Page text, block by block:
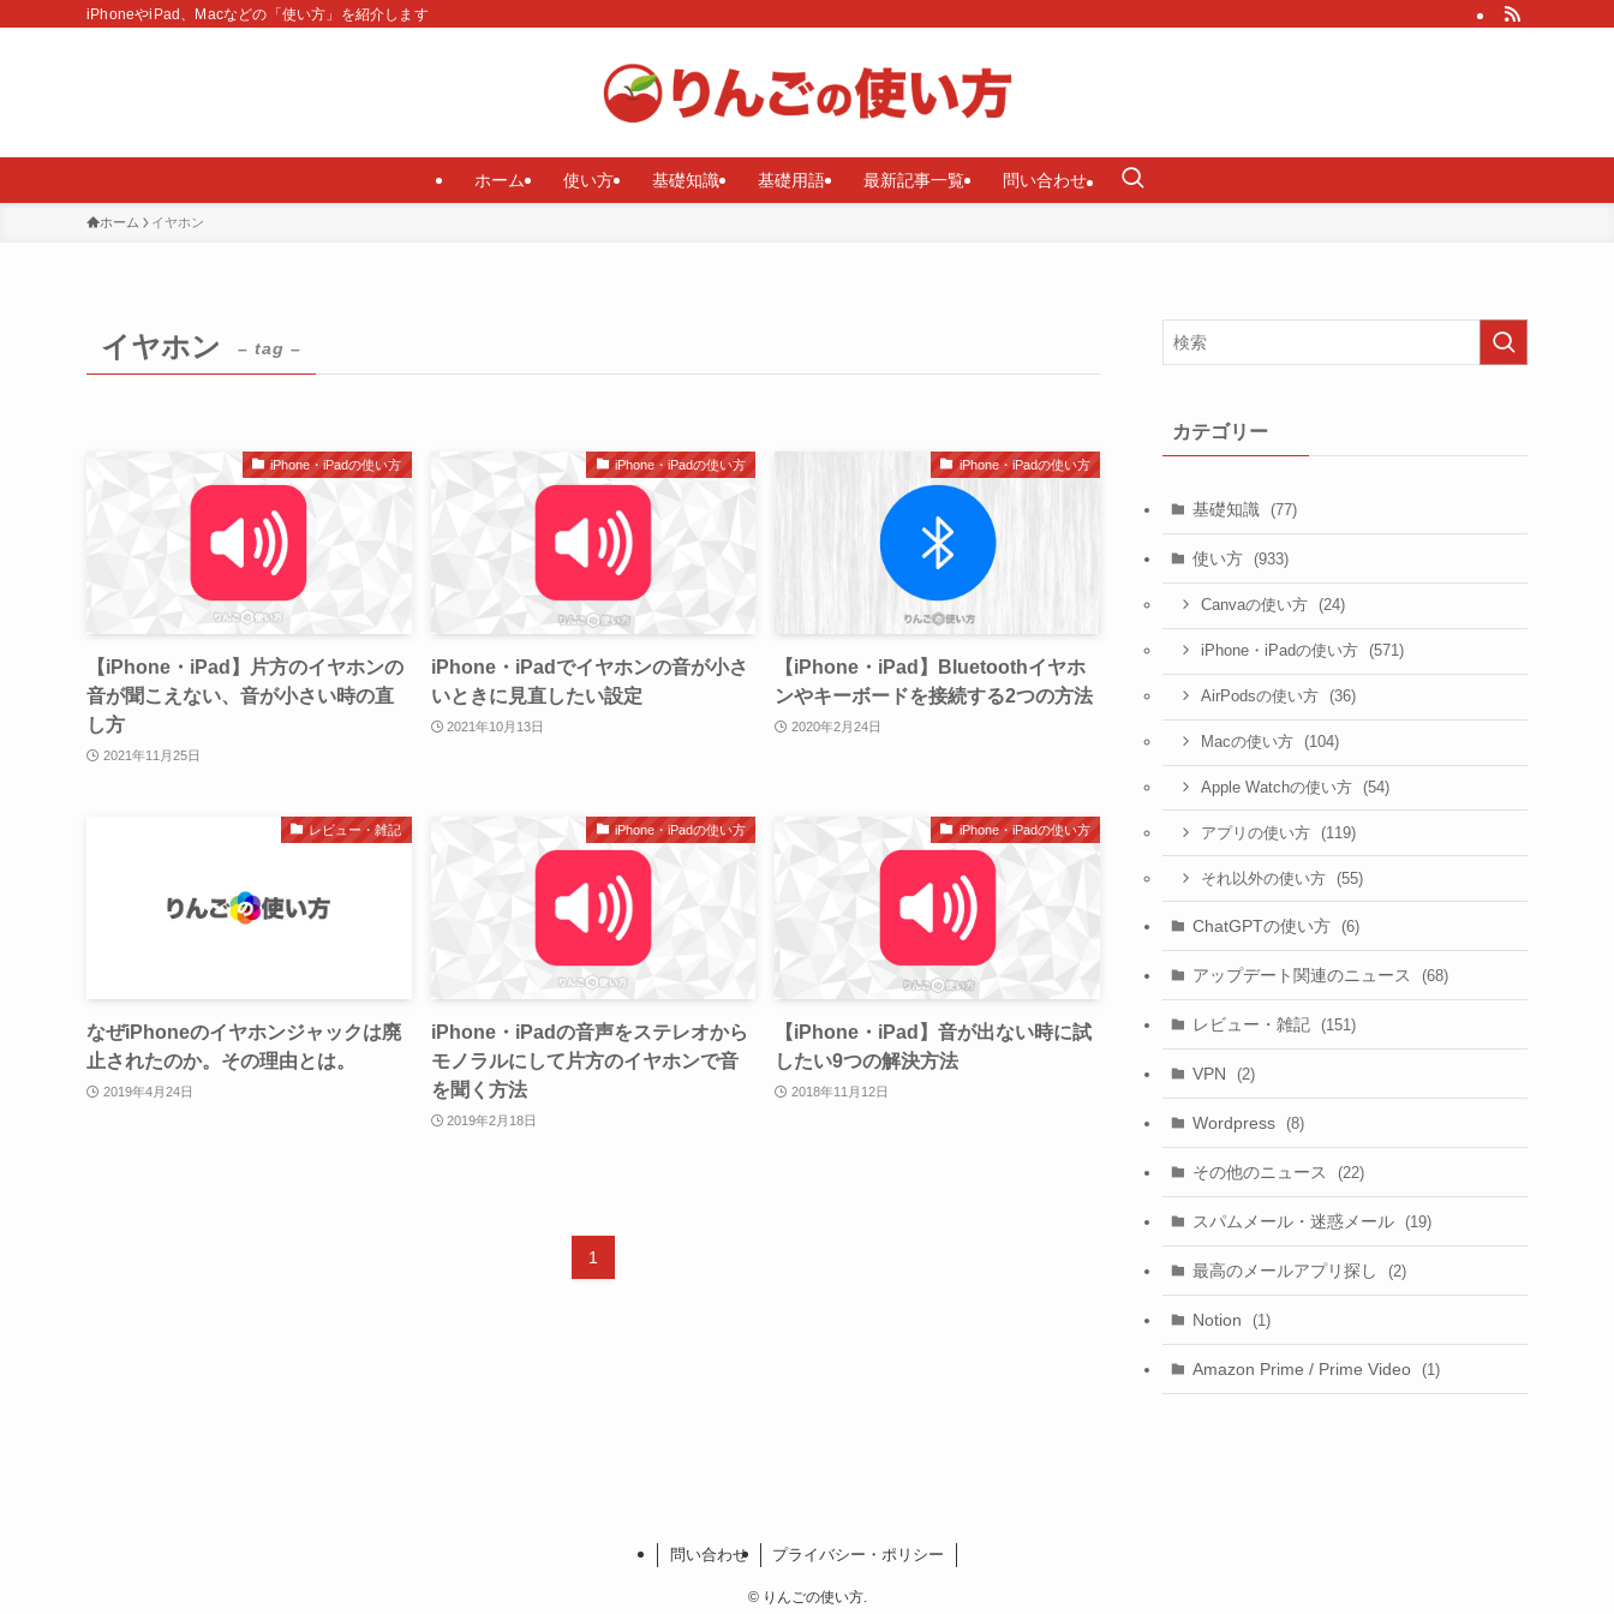
iPhoneやiPad、Macなどの「使い方」を紹介します
ホーム 使い方 基礎知識 基礎用語 最新記事一覧 問い合わせ
ホーム イヤホン
イヤホン – tag –
iPhone・iPadの使い方
【iPhone・iPad】片方のイヤホンの
音が聞こえない、音が小さい時の直
し方
2021年11月25日
iPhone・iPadの使い方
iPhone・iPadでイヤホンの音が小さ
いときに見直したい設定
2021年10月13日
iPhone・iPadの使い方
【iPhone・iPad】Bluetoothイヤホ
ンやキーボードを接続する2つの方法
2020年2月24日
レビュー・雑記
なぜiPhoneのイヤホンジャックは廃
止されたのか。その理由とは。
2019年4月24日
iPhone・iPadの使い方
iPhone・iPadの音声をステレオから
モノラルにして片方のイヤホンで音
を聞く方法
2019年2月18日
iPhone・iPadの使い方
【iPhone・iPad】音が出ない時に試
したい9つの解決方法
2018年11月12日
1
カテゴリー
基礎知識 (77)
使い方 (933)
Canvaの使い方 (24)
iPhone・iPadの使い方 (571)
AirPodsの使い方 (36)
Macの使い方 (104)
Apple Watchの使い方 (54)
アプリの使い方 (119)
それ以外の使い方 (55)
ChatGPTの使い方 (6)
アップデート関連のニュース (68)
レビュー・雑記 (151)
VPN (2)
Wordpress (8)
その他のニュース (22)
スパムメール・迷惑メール (19)
最高のメールアプリ探し (2)
Notion (1)
Amazon Prime / Prime Video (1)
問い合わせ プライバシー・ポリシー
©りんごの使い方.